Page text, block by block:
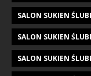
SALON SUKIEN
SALON SUKIEN
SALON SUKIEN